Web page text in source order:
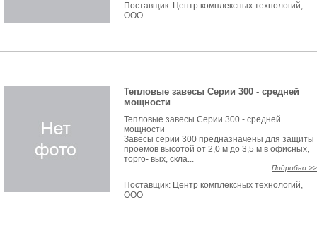
Поставщик: Центр комплексных технологий,
ООО
Тепловые завесы Серии 300 - средней
мощности
Тепловые завесы Серии 300 - средней
мощности
Завесы серии 300 предназначены для защиты
проемов высотой от 2,0 м до 3,5 м в офисных,
торго- вых, скла...
Подробно >>
Поставщик: Центр комплексных технологий,
ООО